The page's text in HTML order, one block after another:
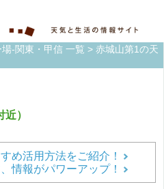
場-関東・甲信 一覧 > 赤城山第1の天
近）
め活用方法をご紹介！
情報がパワーアップ！